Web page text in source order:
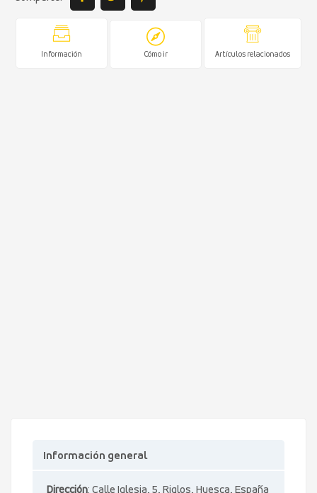
Información Cómo ir Artículos relacionados
Información general
Dirección: Calle Iglesia, 5, Riglos, Huesca, España